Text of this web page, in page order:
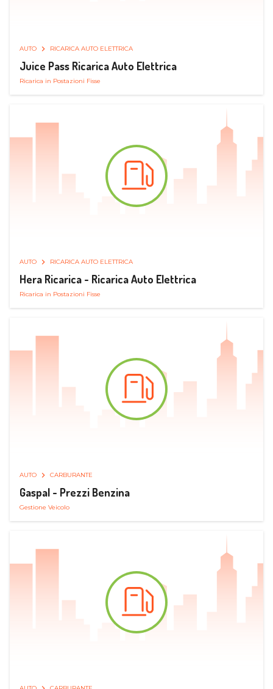
AUTO RICARICA AUTO ELETTRICA
Juice Pass Ricarica Auto Elettrica
Ricarica in Postazioni Fisse
AUTO RICARICA AUTO ELETTRICA
Hera Ricarica - Ricarica Auto Elettrica
Ricarica in Postazioni Fisse
AUTO CARBURANTE
Gaspal - Prezzi Benzina
Gestione Veicolo